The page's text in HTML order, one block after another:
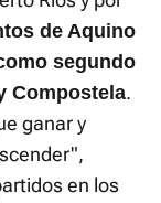
de Aquino
segundo
Compostela.
ganar y
en los